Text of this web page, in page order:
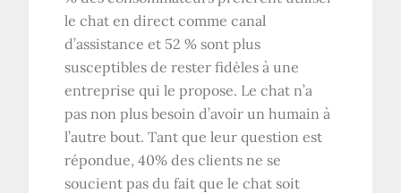
le chat en direct comme canal
d’assistance et 52 % sont plus
susceptibles de rester fidèles à une
entreprise qui le propose. Le chat n’a
pas non plus besoin d’avoir un humain à
l’autre bout. Tant que leur question est
répondue, 40% des clients ne se
soucient pas du fait que le chat soit